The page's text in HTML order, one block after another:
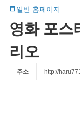
일반 홈페이지
영화 포스
리오
주소 http://